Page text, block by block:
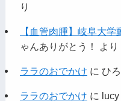
り
【血管肉腫】岐阜大
ゃんありがとう！
より
ララのおでかけ に ひろ
ララのおでかけ に lucy